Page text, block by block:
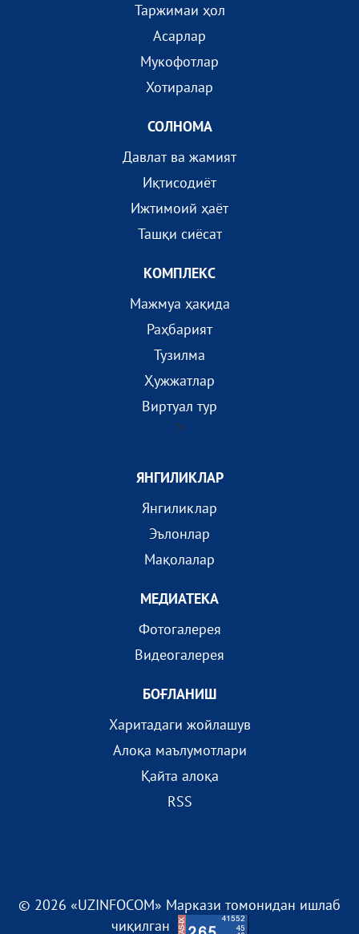
Таржимаи ҳол
Асарлар
Мукофотлар
Хотиралар
СОЛНОМА
Давлат ва жамият
Иқтисодиёт
Ижтимоий ҳаёт
Ташқи сиёсат
КОМПЛEКС
Мажмуа ҳақида
Раҳбарият
Тузилма
Ҳужжатлар
Виртуал тур
?>
ЯНГИЛИКЛАР
Янгиликлар
Эълонлар
Мақолалар
МEДИАТEКА
Фотогалерея
Видеогалерея
БОҒЛАНИШ
Харитадаги жойлашув
Алоқа маълумотлари
Қайта алоқа
RSS
© 2026 «UZINFOCOM» Маркази томонидан ишлаб
чиқилган